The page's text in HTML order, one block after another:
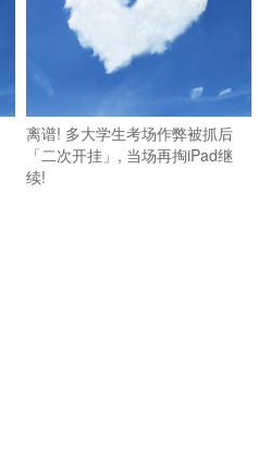
离谱! 多大学生考场作弊被抓后
「二次开挂」, 当场再掏iPad继
续!